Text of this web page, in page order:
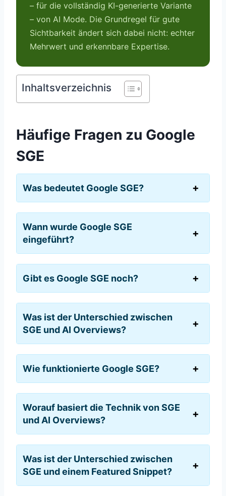
– für die vollständig KI-generierte Variante
– von AI Mode. Die Grundregel für gute
Sichtbarkeit ändert sich dabei nicht: echter
Mehrwert und erkennbare Expertise.
Inhaltsverzeichnis
Häufige Fragen zu Google
SGE
Was bedeutet Google SGE?
Wann wurde Google SGE
eingeführt?
Gibt es Google SGE noch?
Was ist der Unterschied zwischen
SGE und AI Overviews?
Wie funktionierte Google SGE?
Worauf basiert die Technik von SGE
und AI Overviews?
Was ist der Unterschied zwischen
SGE und einem Featured Snippet?